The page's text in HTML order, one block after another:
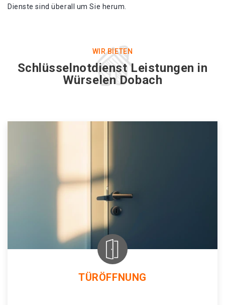
Dienste sind überall um Sie herum.
WIR BIETEN
Schlüsselnotdienst Leistungen in
Würselen Dobach
TÜRÖFFNUNG